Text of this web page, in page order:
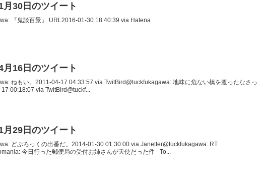
月30日のツイート
『鬼談百景』 URL2016-01-30 18:40:39 via Hatena
月16日のツイート
ねもい。2011-04-17 04:33:57 via TwitBird@tuckfukagawa: 地味に危ない橋を渡ったなさっ
00:18:07 via TwitBird@tuckf...
月29日のツイート
どぶろっくの出番だ。2014-01-30 01:30:00 via Janetter@tuckfukagawa: RT
今日行った郵便局の受付お姉さんが天使だった件 - To...